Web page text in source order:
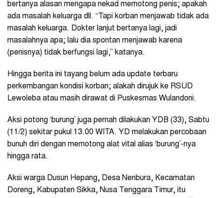
bertanya alasan mengapa nekad memotong penis; apakah
ada masalah keluarga dll. “Tapi korban menjawab tidak ada
masalah keluarga. Dokter lanjut bertanya lagi, jadi
masalahnya apa; lalu dia spontan menjawab karena
(penisnya) tidak berfungsi lagi,” katanya.
Hingga berita ini tayang belum ada update terbaru
perkembangan kondisi korban; alakah dirujuk ke RSUD
Lewoleba atau masih dirawat di Puskesmas Wulandoni.
Aksi potong ‘burung’ juga pernah dilakukan YDB (33), Sabtu
(11/2) sekitar pukul 13.00 WITA. YD melakukan percobaan
bunuh diri dengan memotong alat vital alias ‘burung’-nya
hingga rata.
Aksi warga Dusun Hepang, Desa Nenbura, Kecamatan
Doreng, Kabupaten Sikka, Nusa Tenggara Timur, itu